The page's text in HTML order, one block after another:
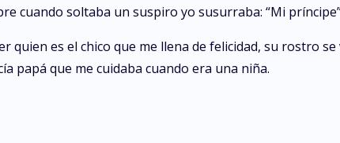
cuando soltaba un suspiro yo susurraba: “Mi
quien es el chico que me llena de felicidad, su rostro
papá que me cuidaba cuando era una niña.